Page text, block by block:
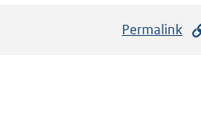
Permalink